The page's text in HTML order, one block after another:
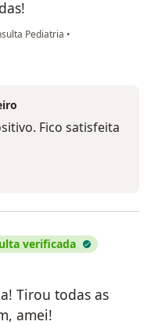
Pediatria •
Fico satisfeita
verificada
Tirou todas as
amei!